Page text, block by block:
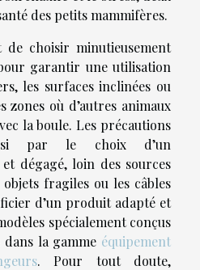
des petits mammifères.
choisir minutieusement
garantir une utilisation
les surfaces inclinées ou
zones où d’autres animaux
la boule. Les précautions
par le choix d’un
dégagé, loin des sources
fragiles ou les câbles
d’un produit adapté et
spécialement conçus
dans la gamme équipement
. Pour tout doute,